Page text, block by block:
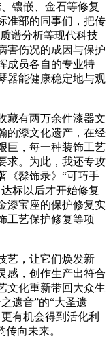
镶嵌、金石等修复
准部的同事们，把传
谱分析等现代科技
害伤况的成因与保护
成员各自的专业特
器能健康稳定地与观
有两万余件漆器文
的漆文化遗产，在经
巨，每一种装饰工艺
求。为此，我还专攻
《髹饰录》“可巧手
标以后才开始修复
漆宝座的保护修复实
工艺保护修复等项
，让它们焕发新
感，创作生产出符合
文化重新带回大众生
遗音”的“大圣遗
有机会得到活化利
向未来。